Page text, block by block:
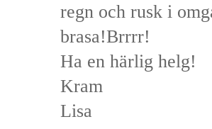
regn och rusk i
brasa!Brrrr!
Ha en härlig helg!
Kram
Lisa